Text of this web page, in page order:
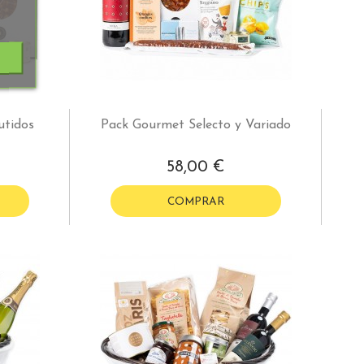
Pack Gourmet Selecto y Variado
58,00 €
COMPRAR